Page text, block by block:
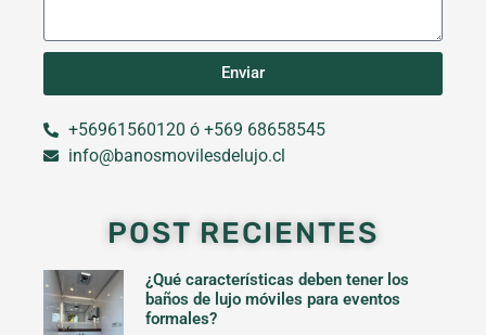
Enviar
+56961560120 ó +569 68658545
info@banosmovilesdelujo.cl
POST RECIENTES
¿Qué características deben tener los
baños de lujo móviles para eventos
formales?